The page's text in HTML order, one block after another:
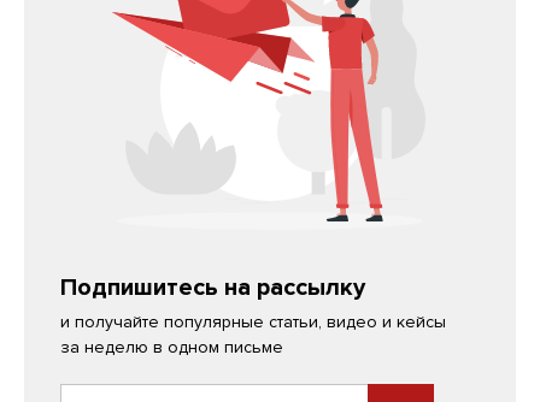
Подпишитесь на рассылку
и получайте популярные статьи, видео и кейсы
за неделю в одном письме